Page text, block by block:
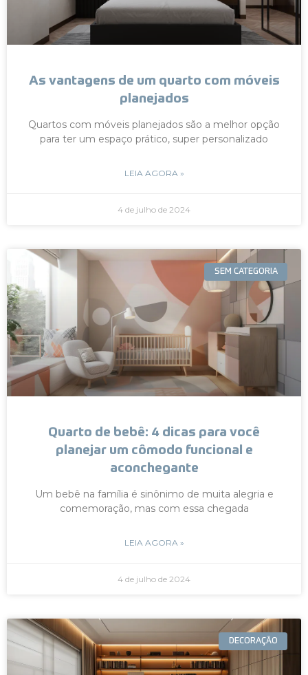
As vantagens de um quarto com móveis
planejados
Quartos com móveis planejados são a melhor opção
para ter um espaço prático, super personalizado
LEIA AGORA »
4 de julho de 2024
SEM CATEGORIA
Quarto de bebê: 4 dicas para você
planejar um cômodo funcional e
aconchegante
Um bebê na família é sinônimo de muita alegria e
comemoração, mas com essa chegada
LEIA AGORA »
4 de julho de 2024
DECORAÇÃO